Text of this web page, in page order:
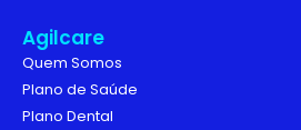
Agilcare
Quem Somos
Plano de Saúde
Plano Dental